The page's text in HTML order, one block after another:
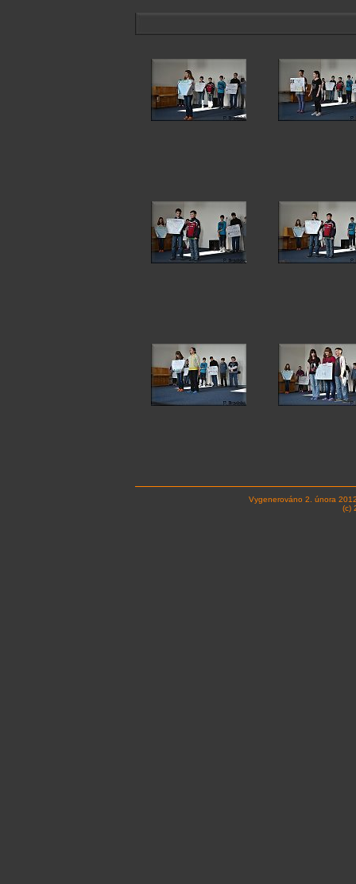
Vygenerováno 2. února
(c)